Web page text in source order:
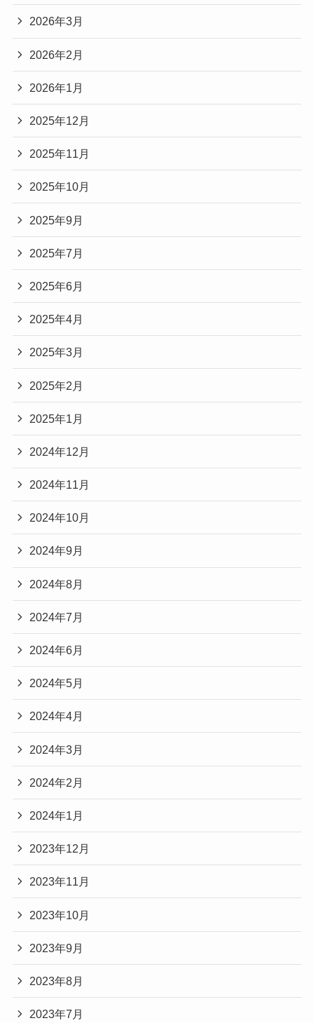
2026年3月
2026年2月
2026年1月
2025年12月
2025年11月
2025年10月
2025年9月
2025年7月
2025年6月
2025年4月
2025年3月
2025年2月
2025年1月
2024年12月
2024年11月
2024年10月
2024年9月
2024年8月
2024年7月
2024年6月
2024年5月
2024年4月
2024年3月
2024年2月
2024年1月
2023年12月
2023年11月
2023年10月
2023年9月
2023年8月
2023年7月